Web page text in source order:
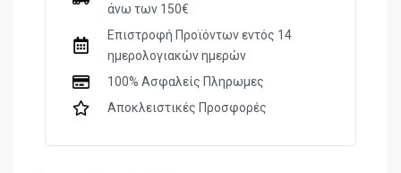
άνω των 150€
Επιστροφή Προϊόντων εντός 14
ημερολογιακών ημερών
100% Ασφαλείς Πληρωμες
Αποκλειστικές Προσφορές